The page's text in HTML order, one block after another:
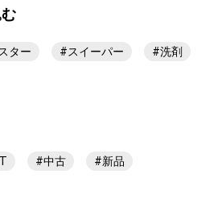
ター #スイーパー #洗剤
#中古 #新品